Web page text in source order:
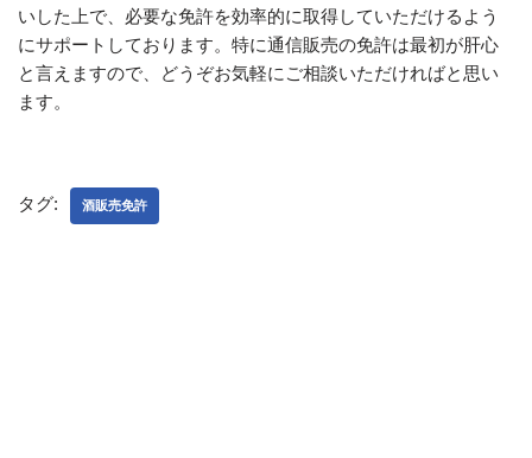
いした上で、必要な免許を効率的に取得していただけるよう
にサポートしております。特に通信販売の免許は最初が肝心
と言えますので、どうぞお気軽にご相談いただければと思い
ます。
タグ: 酒販売免許